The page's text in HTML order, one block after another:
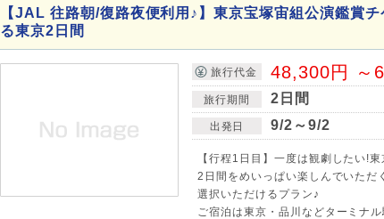
【JAL 往路朝/復路夜便利用♪】東京宝塚宙組公演鑑賞
る東京2日間
旅行代金 48,300円 ～
旅行期間 2日間
出発日 9/2～9/2
【行程1日目】一度は観劇したい!
2日間をめいっぱい楽しんでいただ
選択いただけるプラン♪
ご宿泊は東京・品川などターミナ